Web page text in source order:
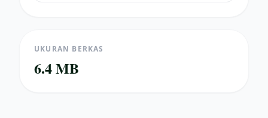
UKURAN BERKAS
6.4 MB